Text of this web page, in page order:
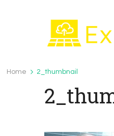
Home 2_thumbnail